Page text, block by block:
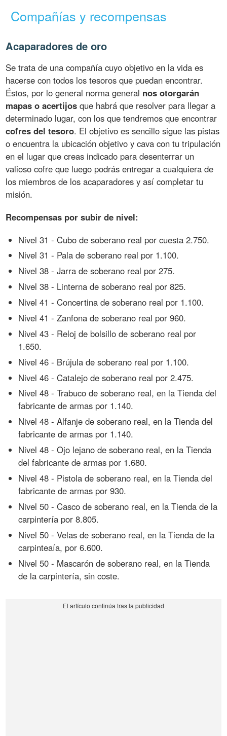
Compañías y recompensas
Acaparadores de oro
Se trata de una compañía cuyo objetivo en la vida es
hacerse con todos los tesoros que puedan encontrar.
Éstos, por lo general norma general nos otorgarán
mapas o acertijos que habrá que resolver para llegar a
determinado lugar, con los que tendremos que encontrar
cofres del tesoro. El objetivo es sencillo sigue las pistas
o encuentra la ubicación objetivo y cava con tu tripulación
en el lugar que creas indicado para desenterrar un
valioso cofre que luego podrás entregar a cualquiera de
los miembros de los acaparadores y así completar tu
misión.
Recompensas por subir de nivel:
Nivel 31 - Cubo de soberano real por cuesta 2.750.
Nivel 31 - Pala de soberano real por 1.100.
Nivel 38 - Jarra de soberano real por 275.
Nivel 38 - Linterna de soberano real por 825.
Nivel 41 - Concertina de soberano real por 1.100.
Nivel 41 - Zanfona de soberano real por 960.
Nivel 43 - Reloj de bolsillo de soberano real por
1.650.
Nivel 46 - Brújula de soberano real por 1.100.
Nivel 46 - Catalejo de soberano real por 2.475.
Nivel 48 - Trabuco de soberano real, en la Tienda del
fabricante de armas por 1.140.
Nivel 48 - Alfanje de soberano real, en la Tienda del
fabricante de armas por 1.140.
Nivel 48 - Ojo lejano de soberano real, en la Tienda
del fabricante de armas por 1.680.
Nivel 48 - Pistola de soberano real, en la Tienda del
fabricante de armas por 930.
Nivel 50 - Casco de soberano real, en la Tienda de la
carpintería por 8.805.
Nivel 50 - Velas de soberano real, en la Tienda de la
carpinteaía, por 6.600.
Nivel 50 - Mascarón de soberano real, en la Tienda
de la carpintería, sin coste.